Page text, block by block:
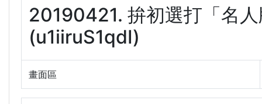
20190421. 拚初選打「名
(u1iiruS1qdI)
畫面區